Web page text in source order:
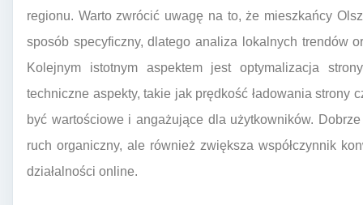
regionu. Warto zwrócić uwagę na to, że mieszkańcy
sposób specyficzny, dlatego analiza lokalnych trendów
Kolejnym istotnym aspektem jest optymalizacja
techniczne aspekty, takie jak prędkość ładowania strony
być wartościowe i angażujące dla użytkowników.
ruch organiczny, ale również zwiększa współczynnik
działalności online.